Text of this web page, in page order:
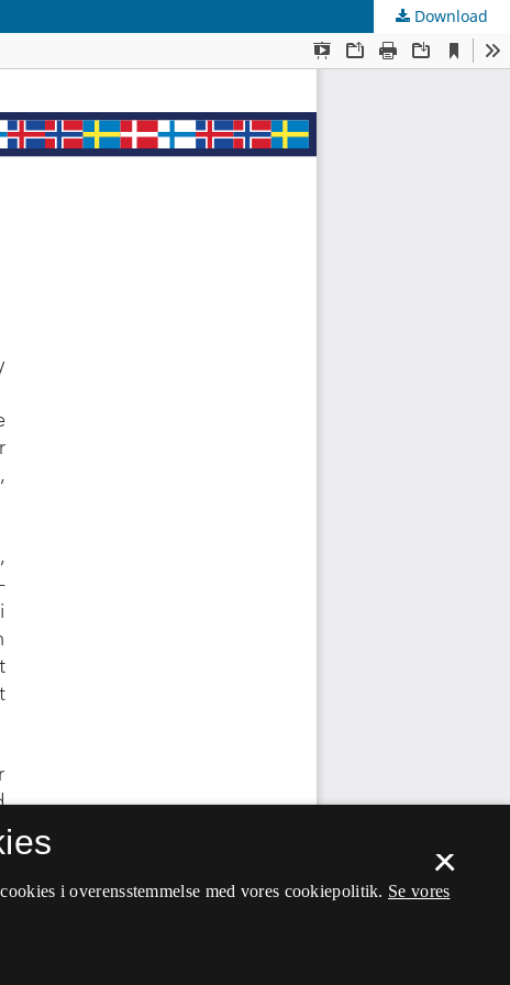
Download
×
i overensstemmelse med vores cookiepolitik. Se vores